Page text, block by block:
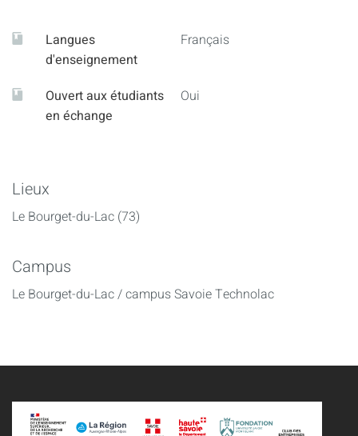
Langues
d'enseignement
Français
Ouvert aux étudiants
en échange
Oui
Lieux
Le Bourget-du-Lac (73)
Campus
Le Bourget-du-Lac / campus Savoie Technolac